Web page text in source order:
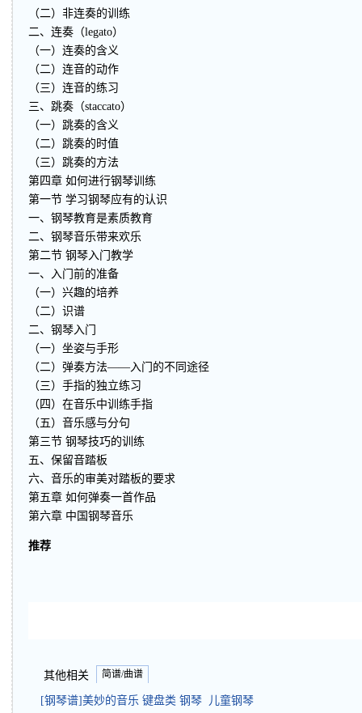
（二）非连奏的训练
二、连奏（legato）
（一）连奏的含义
（二）连音的动作
（三）连音的练习
三、跳奏（staccato）
（一）跳奏的含义
（二）跳奏的时值
（三）跳奏的方法
第四章 如何进行钢琴训练
第一节 学习钢琴应有的认识
一、钢琴教育是素质教育
二、钢琴音乐带来欢乐
第二节 钢琴入门教学
一、入门前的准备
（一）兴趣的培养
（二）识谱
二、钢琴入门
（一）坐姿与手形
（二）弹奏方法——入门的不同途径
（三）手指的独立练习
（四）在音乐中训练手指
（五）音乐感与分句
第三节 钢琴技巧的训练
五、保留音踏板
六、音乐的审美对踏板的要求
第五章 如何弹奏一首作品
第六章 中国钢琴音乐
推荐
其他相关 简谱/曲谱
[钢琴谱]美妙的音乐 键盘类 钢琴 儿童钢琴